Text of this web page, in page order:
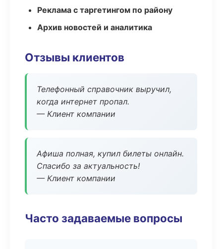
Реклама с таргетингом по району
Архив новостей и аналитика
Отзывы клиентов
Телефонный справочник выручил,
когда интернет пропал.
— Клиент компании
Афиша полная, купил билеты онлайн.
Спасибо за актуальность!
— Клиент компании
Часто задаваемые вопросы